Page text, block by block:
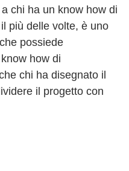
chi ha un know how di
più delle volte, è uno
possiede
how di
chi ha disegnato il
il progetto con